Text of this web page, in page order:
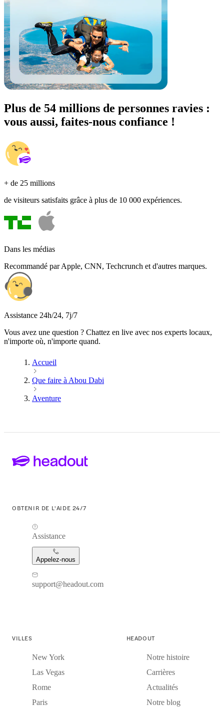
Plus de 54 millions de personnes ravies :
vous aussi, faites-nous confiance !
+ de 25 millions
de visiteurs satisfaits grâce à plus de 10 000 expériences.
Dans les médias
Recommandé par Apple, CNN, Techcrunch et d'autres marques.
Assistance 24h/24, 7j/7
Vous avez une question ? Chattez en live avec nos experts locaux,
n'importe où, n'importe quand.
Accueil
Que faire à Abou Dabi
Aventure
OBTENIR DE L'AIDE 24/7
Assistance
Appelez-nous
support@headout.com
VILLES
New York
Las Vegas
Rome
Paris
HEADOUT
Notre histoire
Carrières
Actualités
Notre blog